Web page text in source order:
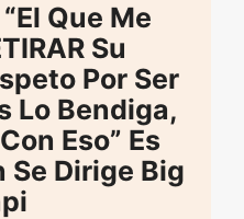
Que Me
Su
Por Ser
Lo Bendiga,
Eso” Es
Se Dirige Big